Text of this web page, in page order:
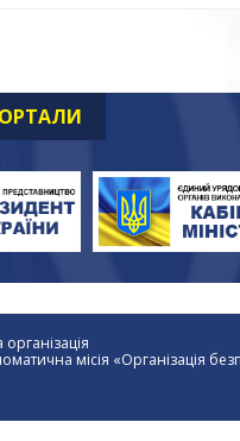
місія «Організація